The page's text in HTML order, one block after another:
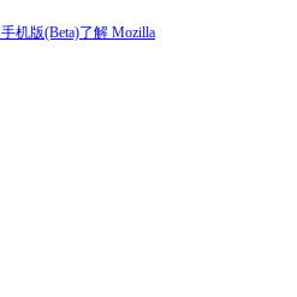
手机版(Beta)了解 Mozilla